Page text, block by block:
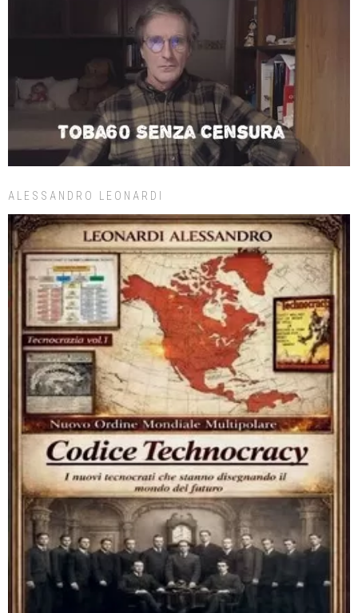
ALESSANDRO LEONARDI